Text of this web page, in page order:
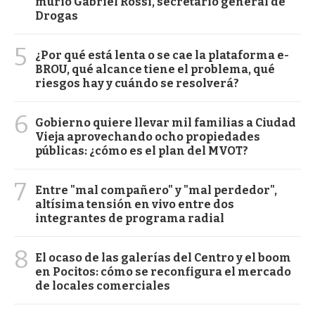
Drogas
5
¿Por qué está lenta o se cae la plataforma e-
BROU, qué alcance tiene el problema, qué
riesgos hay y cuándo se resolverá?
6
Gobierno quiere llevar mil familias a Ciudad
Vieja aprovechando ocho propiedades
públicas: ¿cómo es el plan del MVOT?
7
Entre "mal compañero" y "mal perdedor",
altísima tensión en vivo entre dos
integrantes de programa radial
8
El ocaso de las galerías del Centro y el boom
en Pocitos: cómo se reconfigura el mercado
de locales comerciales